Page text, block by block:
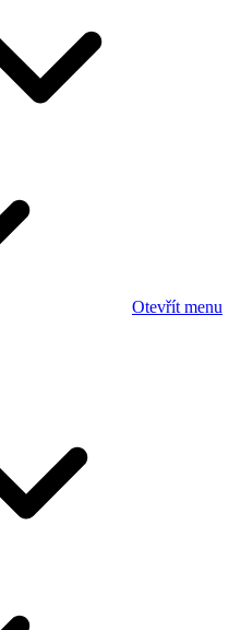
Otevřít menu